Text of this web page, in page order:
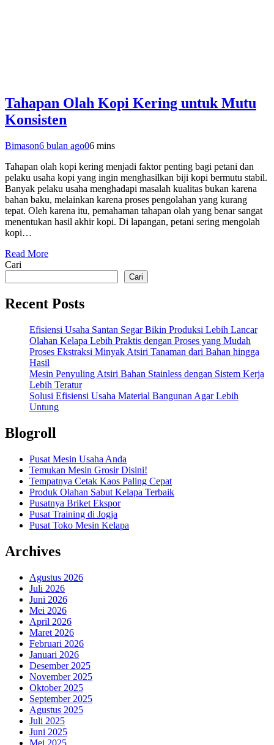
Tahapan Olah Kopi Kering untuk Mutu
Konsisten
Bimason6 bulan ago06 mins
Tahapan olah kopi kering menjadi faktor penting bagi petani dan
pelaku usaha kopi yang ingin menghasilkan biji kopi bermutu stabil.
Banyak pelaku usaha menghadapi masalah kualitas bukan karena
bahan baku, melainkan karena proses pengolahan yang kurang
tepat. Oleh karena itu, pemahaman tahapan olah yang benar sangat
menentukan hasil akhir kopi. Di lapangan, petani sering mengolah
kopi…
Read More
Cari
Cari
Recent Posts
Efisiensi Usaha Santan Segar Bikin Produksi Lebih Lancar
Olahan Kelapa Lebih Praktis dengan Proses yang Mudah
Proses Ekstraksi Minyak Atsiri Tanaman dari Bahan hingga
Hasil
Mesin Penyuling Atsiri Bahan Stainless dengan Sistem Kerja
Lebih Teratur
Solusi Efisiensi Usaha Material Bangunan Agar Lebih
Untung
Blogroll
Pusat Mesin Usaha Anda
Temukan Mesin Grosir Disini!
Tempatnya Cetak Kaos Paling Cepat
Produk Olahan Sabut Kelapa Terbaik
Pusatnya Briket Ekspor
Pusat Training di Jogja
Pusat Toko Mesin Kelapa
Archives
Agustus 2026
Juli 2026
Juni 2026
Mei 2026
April 2026
Maret 2026
Februari 2026
Januari 2026
Desember 2025
November 2025
Oktober 2025
September 2025
Agustus 2025
Juli 2025
Juni 2025
Mei 2025